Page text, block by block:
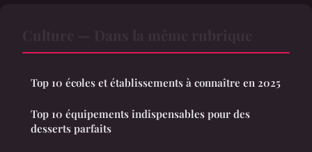
Top 10 écoles et établissements à connaître en 2025
Top 10 équipements indispensables pour des
desserts parfaits